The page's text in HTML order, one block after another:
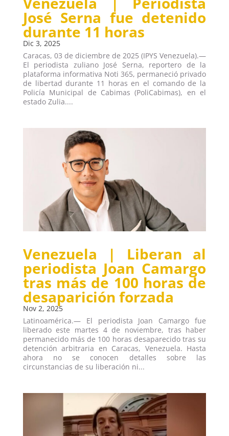
José Serna fue detenido
durante 11 horas
Dic 3, 2025
Caracas, 03 de diciembre de 2025 (IPYS Venezuela).—
El periodista zuliano José Serna, reportero de la
plataforma informativa Noti 365, permaneció privado
de libertad durante 11 horas en el comando de la
Policía Municipal de Cabimas (PoliCabimas), en el
estado Zulia....
Venezuela | Liberan al
periodista Joan Camargo
tras más de 100 horas de
desaparición forzada
Nov 2, 2025
Latinoamérica.— El periodista Joan Camargo fue
liberado este martes 4 de noviembre, tras haber
permanecido más de 100 horas desaparecido tras su
detención arbitraria en Caracas, Venezuela. Hasta
ahora no se conocen detalles sobre las
circunstancias de su liberación ni...